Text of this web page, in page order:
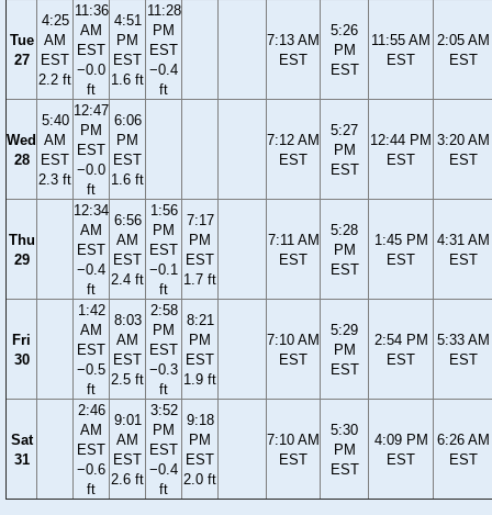
Tue
27
4:25
AM
EST
2.2 ft
11:36
AM
EST
−0.0
ft
4:51
PM
EST
1.6 ft
11:28
PM
EST
−0.4
ft
7:13 AM
EST
5:26
PM
EST
11:55 AM
EST
2:05 AM
EST
Wed
28
5:40
AM
EST
2.3 ft
12:47
PM
EST
−0.0
ft
6:06
PM
EST
1.6 ft
7:12 AM
EST
5:27
PM
EST
12:44 PM
EST
3:20 AM
EST
Thu
29
12:34
AM
EST
−0.4
ft
6:56
AM
EST
2.4 ft
1:56
PM
EST
−0.1
ft
7:17
PM
EST
1.7 ft
7:11 AM
EST
5:28
PM
EST
1:45 PM
EST
4:31 AM
EST
Fri
30
1:42
AM
EST
−0.5
ft
8:03
AM
EST
2.5 ft
2:58
PM
EST
−0.3
ft
8:21
PM
EST
1.9 ft
7:10 AM
EST
5:29
PM
EST
2:54 PM
EST
5:33 AM
EST
Sat
31
2:46
AM
EST
−0.6
ft
9:01
AM
EST
2.6 ft
3:52
PM
EST
−0.4
ft
9:18
PM
EST
2.0 ft
7:10 AM
EST
5:30
PM
EST
4:09 PM
EST
6:26 AM
EST